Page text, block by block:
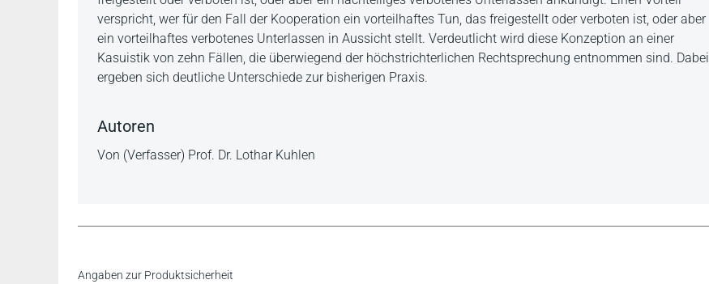
verspricht, wer für den Fall der Kooperation ein vorteilhaftes Tun, das freigestellt oder verboten ist, oder aber
ein vorteilhaftes verbotenes Unterlassen in Aussicht stellt. Verdeutlicht wird diese Konzeption an einer
Kasuistik von zehn Fällen, die überwiegend der höchstrichterlichen Rechtsprechung entnommen sind. Dabei
ergeben sich deutliche Unterschiede zur bisherigen Praxis.
Autoren
Von (Verfasser) Prof. Dr. Lothar Kuhlen
Inhaltsverzeichnis
Angaben zur Produktsicherheit